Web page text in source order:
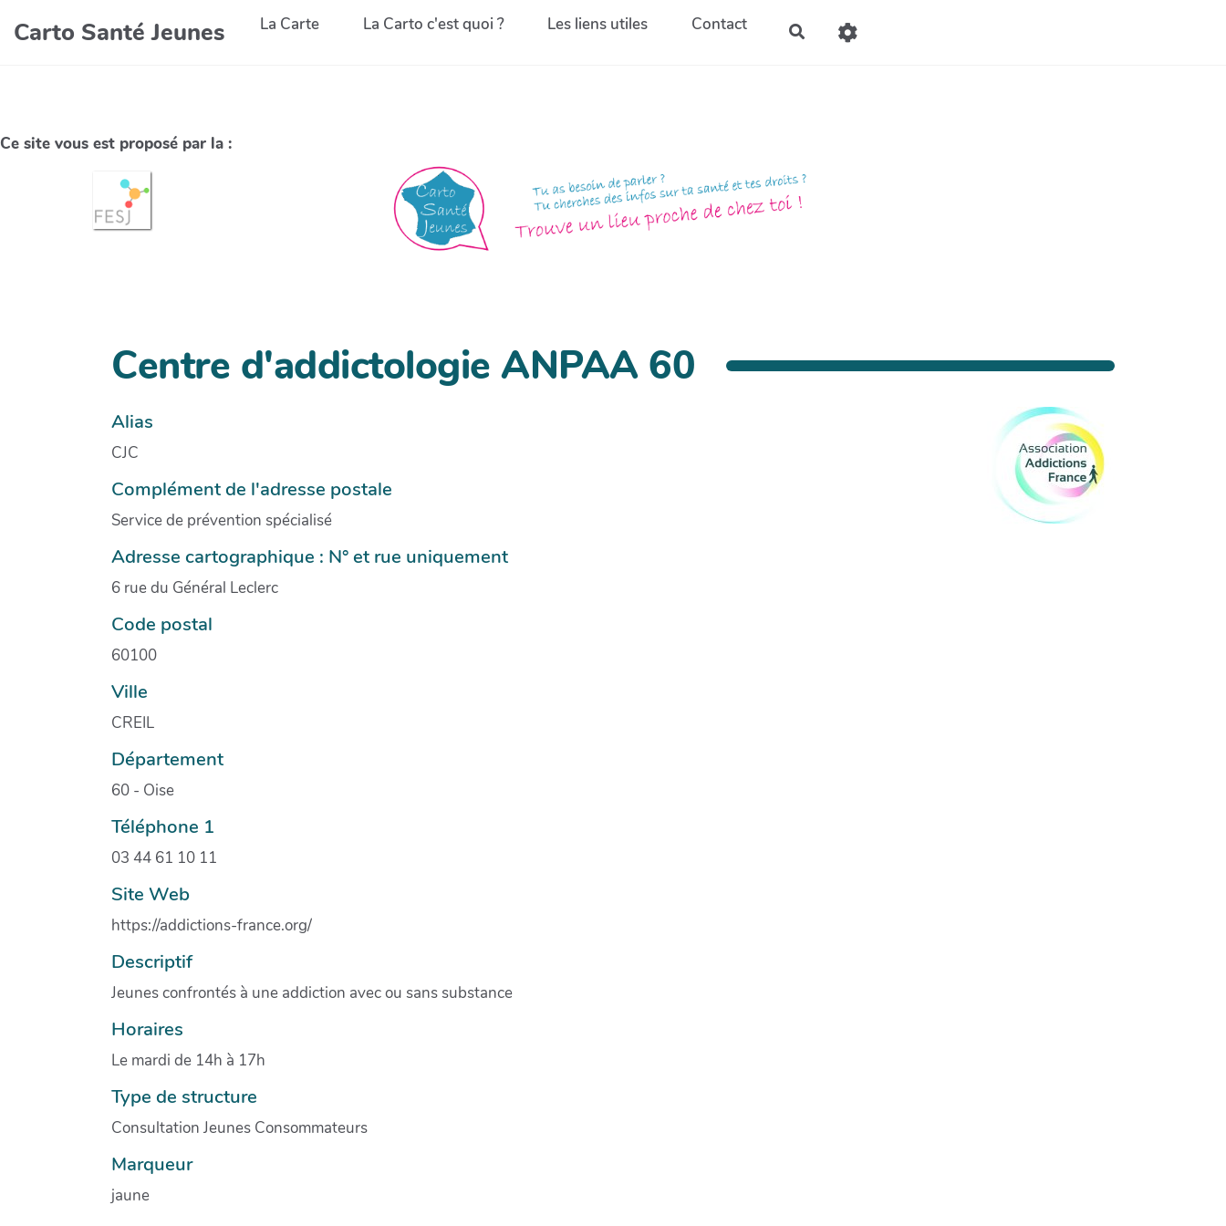
Carto Santé Jeunes La Carte La Carto c'est quoi ? Les liens utiles Contact
Ce site vous est proposé par la :
Centre d'addictologie ANPAA 60
Alias
CJC
Complément de l'adresse postale
Service de prévention spécialisé
Adresse cartographique : N° et rue uniquement
6 rue du Général Leclerc
Code postal
60100
Ville
CREIL
Département
60 - Oise
Téléphone 1
03 44 61 10 11
Site Web
https://addictions-france.org/
Descriptif
Jeunes confrontés à une addiction avec ou sans substance
Horaires
Le mardi de 14h à 17h
Type de structure
Consultation Jeunes Consommateurs
Marqueur
jaune